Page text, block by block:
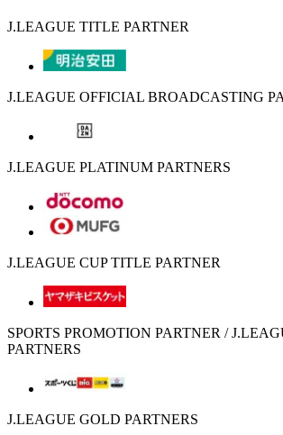
J.LEAGUE TITLE PARTNER
J.LEAGUE OFFICIAL BROADCASTING
J.LEAGUE PLATINUM PARTNERS
J.LEAGUE CUP TITLE PARTNER
SPORTS PROMOTION PARTNER /
PARTNERS
J.LEAGUE GOLD PARTNERS